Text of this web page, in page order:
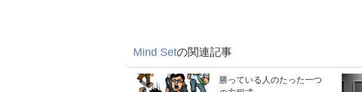
Mind Setの関連記事
勝っている人のたった一つ